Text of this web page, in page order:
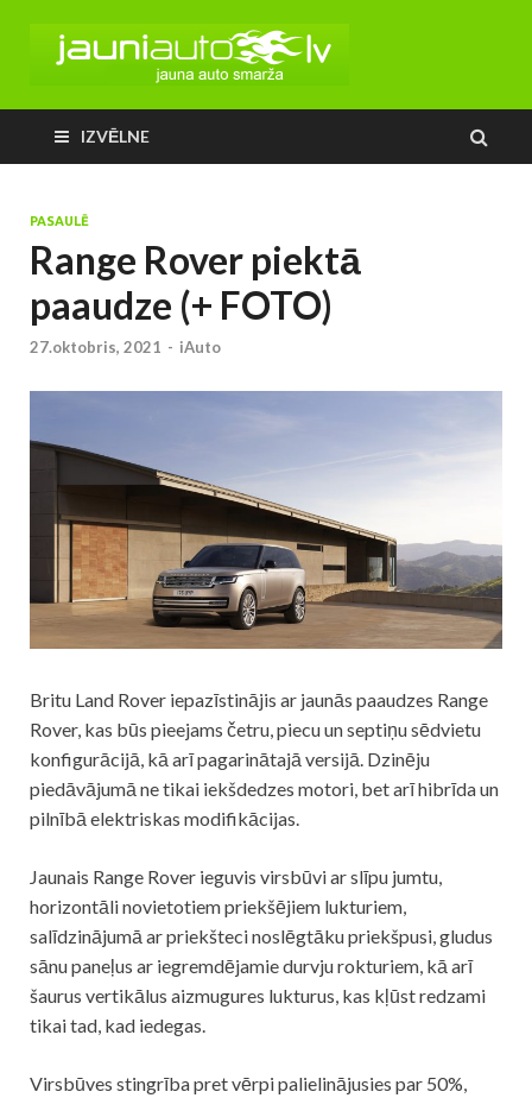
IZVĒLNE
PASAULĒ
Range Rover piektā
paaudze (+ FOTO)
27.oktobris, 2021 - iAuto
Britu Land Rover iepazīstinājis ar jaunās paaudzes Range
Rover, kas būs pieejams četru, piecu un septiņu sēdvietu
konfigurācijā, kā arī pagarinātajā versijā. Dzinēju
piedāvājumā ne tikai iekšdedzes motori, bet arī hibrīda un
pilnībā elektriskas modifikācijas.
Jaunais Range Rover ieguvis virsbūvi ar slīpu jumtu,
horizontāli novietotiem priekšējiem lukturiem,
salīdzinājumā ar priekšteci noslēgtāku priekšpusi, gludus
sānu paneļus ar iegremdējamie durvju rokturiem, kā arī
šaurus vertikālus aizmugures lukturus, kas kļūst redzami
tikai tad, kad iedegas.
Virsbūves stingrība pret vērpi palielinājusies par 50%,